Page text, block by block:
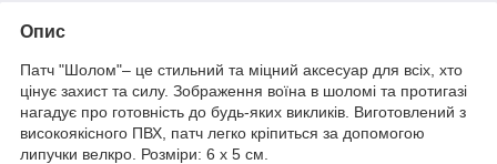
Опис
Патч "Шолом"– це стильний та міцний аксесуар для всіх, хто
цінує захист та силу. Зображення воїна в шоломі та протигазі
нагадує про готовність до будь-яких викликів. Виготовлений з
високоякісного ПВХ, патч легко кріпиться за допомогою
липучки велкро. Розміри: 6 х 5 см.